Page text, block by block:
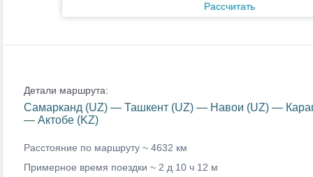
Рассчитать
Детали маршрута:
Самарканд (UZ) — Ташкент (UZ) — Навои (UZ) —
— Актобе (KZ)
Расстояние по маршруту ~ 4632 км
Примерное время поездки ~ 2 д 10 ч 12 м